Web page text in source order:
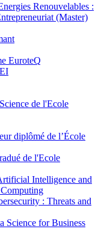
Renouvelables :
(Master)
EuroteQ
de l'Ecole
diplômé de l’École
de l'Ecole
Intelligence and
: Threats and
Science for Business